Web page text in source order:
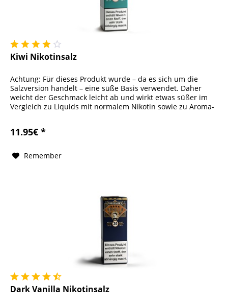
Kiwi Nikotinsalz
Achtung: Für dieses Produkt wurde – da es sich um die
Salzversion handelt – eine süße Basis verwendet. Daher
weicht der Geschmack leicht ab und wirkt etwas süßer im
Vergleich zu Liquids mit normalem Nikotin sowie zu Aroma-
11.95€ *
Remember
Dark Vanilla Nikotinsalz